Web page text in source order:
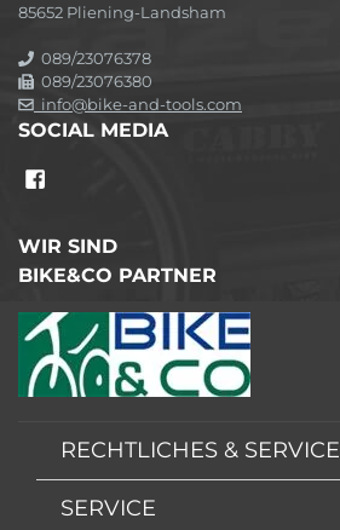
85652 Pliening-Landsham
089/23076378
089/23076380
info@bike-and-tools.com
SOCIAL MEDIA
WIR SIND
BIKE&CO PARTNER
RECHTLICHES & SERVICE
SERVICE